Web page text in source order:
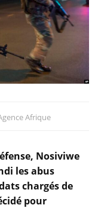
Afrique
Nosiviwe
les abus
chargés de
pour